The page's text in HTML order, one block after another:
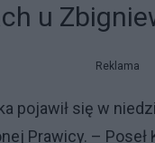
u
Reklama
pojawił się w
Prawicy. – Poseł